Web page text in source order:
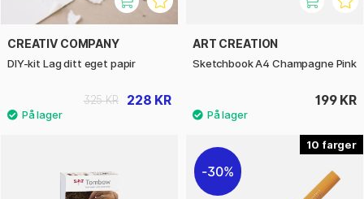
CREATIV COMPANY
DIY-kit Lag ditt eget papir
228 KR
325 KR
ART CREATION
Sketchbook A4 Champagne Pink
199 KR
10
30%